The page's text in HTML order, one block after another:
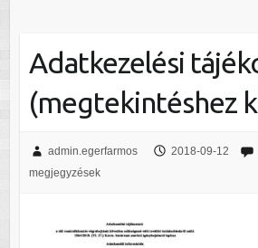
Adatkezelési
(megtekintéshez
admin.egerfarmos 2018-09-12
megjegyzések